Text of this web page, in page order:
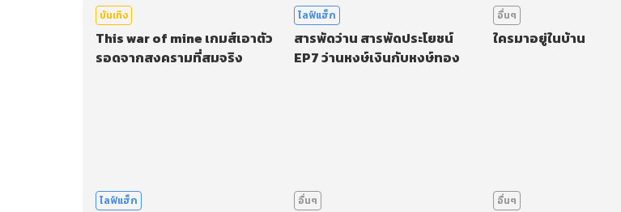
บันเทิง
This war of mine เกมส์เอาตัว
รอดจากสงครามที่สมจริง
ไลฟ์แฮ็ก
สารพัดว่าน สารพัดประโยชน์
EP7 ว่านหงษ์เงินกับหงษ์ทอง
อื่นๆ
ใครมาอยู่ในบ้าน
ไลฟ์แฮ็ก อื่นๆ อื่นๆ